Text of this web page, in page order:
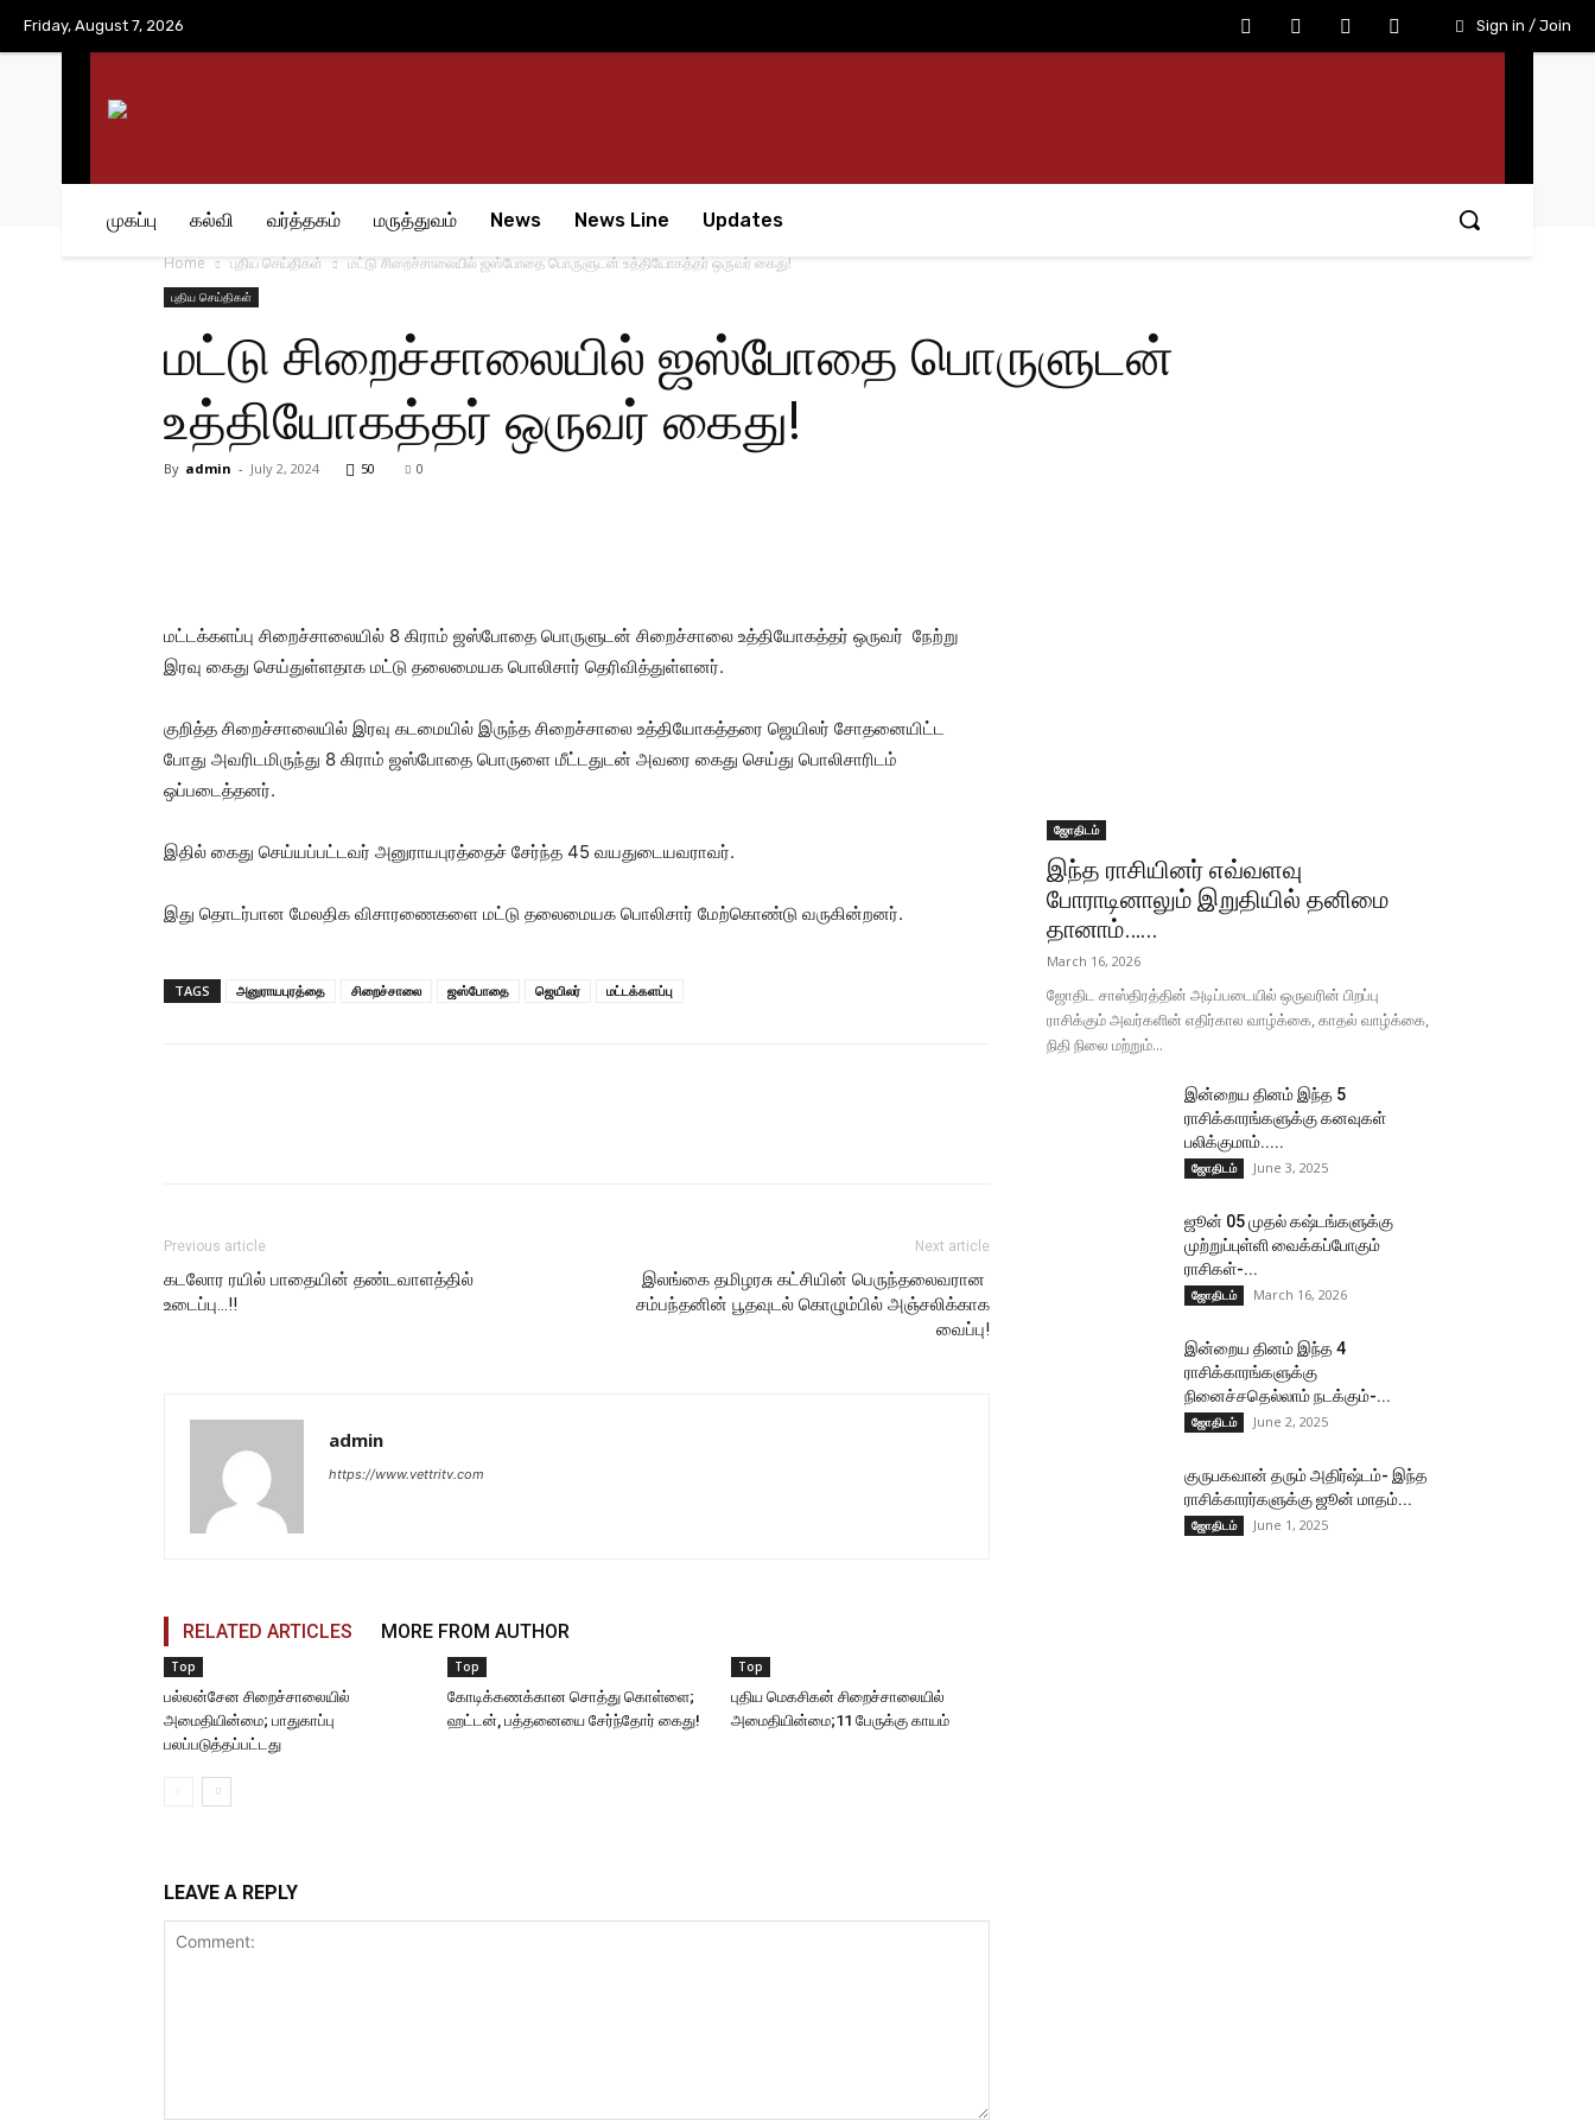
Friday, August 7, 2026 Sign in / Join
முகப்பு கல்வி வர்த்தகம் மருத்துவம் News News Line Updates
Home புதிய செய்திகள் மட்டு சிறைச்சாலையில் ஜஸ்போதை பொருளுடன் உத்தியோகத்தர் ஒருவர் கைது!
புதிய செய்திகள்
மட்டு சிறைச்சாலையில் ஜஸ்போதை பொருளுடன்
உத்தியோகத்தர் ஒருவர் கைது!
By admin - July 2, 2024 50 0
மட்டக்களப்பு சிறைச்சாலையில் 8 கிராம் ஜஸ்போதை பொருளுடன் சிறைச்சாலை உத்தியோகத்தர் ஒருவர் நேற்று
இரவு கைது செய்துள்ளதாக மட்டு தலைமையக பொலிசார் தெரிவித்துள்ளனர்.
குறித்த சிறைச்சாலையில் இரவு கடமையில் இருந்த சிறைச்சாலை உத்தியோகத்தரை ஜெயிலர் சோதனையிட்ட
போது அவரிடமிருந்து 8 கிராம் ஜஸ்போதை பொருளை மீட்டதுடன் அவரை கைது செய்து பொலிசாரிடம்
ஒப்படைத்தனர்.
இதில் கைது செய்யப்பட்டவர் அனுராயபுரத்தைச் சேர்ந்த 45 வயதுடையவராவர்.
இது தொடர்பான மேலதிக விசாரணைகளை மட்டு தலைமையக பொலிசார் மேற்கொண்டு வருகின்றனர்.
TAGS அனுராயபுரத்தை சிறைச்சாலை ஜஸ்போதை ஜெயிலர் மட்டக்களப்பு
Previous article
கடலோர ரயில் பாதையின் தண்டவாளத்தில்
உடைப்பு…!!
Next article
இலங்கை தமிழரசு கட்சியின் பெருந்தலைவரான
சம்பந்தனின் பூதவுடல் கொழும்பில் அஞ்சலிக்காக
வைப்பு!
admin
https://www.vettritv.com
RELATED ARTICLES MORE FROM AUTHOR
Top
பல்லன்சேன சிறைச்சாலையில்
அமைதியின்மை; பாதுகாப்பு
பலப்படுத்தப்பட்டது
Top
கோடிக்கணக்கான சொத்து கொள்ளை;
ஹட்டன், பத்தனையை சேர்ந்தோர் கைது!
Top
புதிய மெகசிகன் சிறைச்சாலையில்
அமைதியின்மை;11 பேருக்கு காயம்
LEAVE A REPLY
ஜோதிடம்
இந்த ராசியினர் எவ்வளவு
போராடினாலும் இறுதியில் தனிமை
தானாம்…...
March 16, 2026
ஜோதிட சாஸ்திரத்தின் அடிப்படையில் ஒருவரின் பிறப்பு
ராசிக்கும் அவர்களின் எதிர்கால வாழ்க்கை, காதல் வாழ்க்கை,
நிதி நிலை மற்றும்...
இன்றைய தினம் இந்த 5
ராசிக்காரங்களுக்கு கனவுகள்
பலிக்குமாம்.....
ஜோதிடம் June 3, 2025
ஜூன் 05 முதல் கஷ்டங்களுக்கு
முற்றுப்புள்ளி வைக்கப்போகும்
ராசிகள்-...
ஜோதிடம் March 16, 2026
இன்றைய தினம் இந்த 4
ராசிக்காரங்களுக்கு
நினைச்சதெல்லாம் நடக்கும்-...
ஜோதிடம் June 2, 2025
குருபகவான் தரும் அதிர்ஷ்டம்- இந்த
ராசிக்காரர்களுக்கு ஜூன் மாதம்...
ஜோதிடம் June 1, 2025